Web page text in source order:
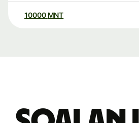
10000 MNT